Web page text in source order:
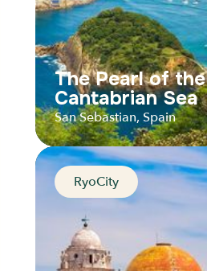
The Pearl of the
Cantabrian Sea
San Sebastian, Spain
The Pearl of the
Cantabrian Sea
San Sebastian, Spain
RyoCity